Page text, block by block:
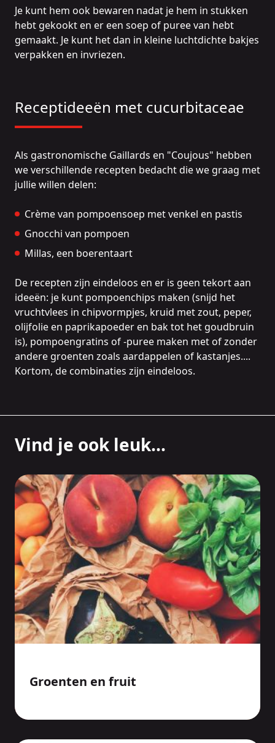
Je kunt hem ook bewaren nadat je hem in stukken
hebt gekookt en er een soep of puree van hebt
gemaakt. Je kunt het dan in kleine luchtdichte bakjes
verpakken en invriezen.
Receptideeën met cucurbitaceae
Als gastronomische Gaillards en "Coujous" hebben
we verschillende recepten bedacht die we graag met
jullie willen delen:
Crème van pompoensoep met venkel en pastis
Gnocchi van pompoen
Millas, een boerentaart
De recepten zijn eindeloos en er is geen tekort aan
ideeën: je kunt pompoenchips maken (snijd het
vruchtvlees in chipvormpjes, kruid met zout, peper,
olijfolie en paprikapoeder en bak tot het goudbruin
is), pompoengratins of -puree maken met of zonder
andere groenten zoals aardappelen of kastanjes....
Kortom, de combinaties zijn eindeloos.
Vind je ook leuk...
Groenten en fruit